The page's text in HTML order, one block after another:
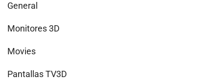
General
Monitores 3D
Movies
Pantallas TV3D